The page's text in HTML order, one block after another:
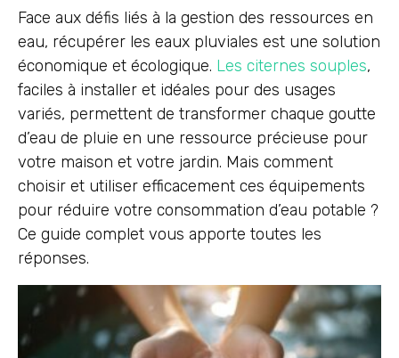
Face aux défis liés à la gestion des ressources en
eau, récupérer les eaux pluviales est une solution
économique et écologique. Les citernes souples,
faciles à installer et idéales pour des usages
variés, permettent de transformer chaque goutte
d’eau de pluie en une ressource précieuse pour
votre maison et votre jardin. Mais comment
choisir et utiliser efficacement ces équipements
pour réduire votre consommation d’eau potable ?
Ce guide complet vous apporte toutes les
réponses.